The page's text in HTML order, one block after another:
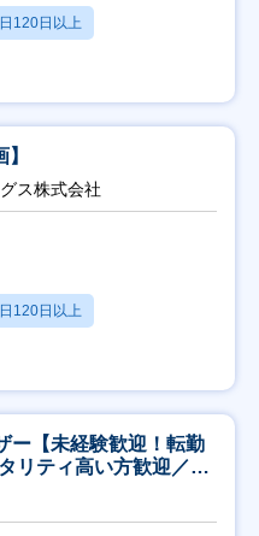
120日以上
ス株式会社
120日以上
ー【未経験歓迎！転勤
リティ高い方歓迎／土